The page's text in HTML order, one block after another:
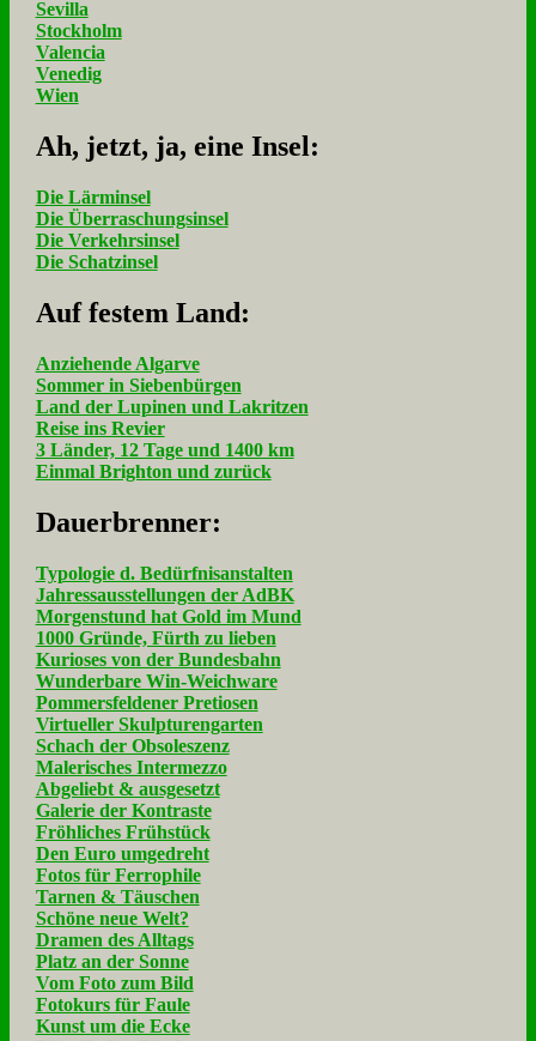
Sevilla
Stockholm
Valencia
Venedig
Wien
Ah, jetzt, ja, ei­ne In­sel:
Die Lärminsel
Die Überraschungsinsel
Die Verkehrsinsel
Die Schatzinsel
Auf fe­stem Land:
Anziehende Algarve
Sommer in Siebenbürgen
Land der Lupinen und Lakritzen
Reise ins Revier
3 Länder, 12 Tage und 1400 km
Einmal Brighton und zurück
Dau­er­bren­ner:
Typologie d. Bedürfnisanstalten
Jahressausstellungen der AdBK
Morgenstund hat Gold im Mund
1000 Gründe, Fürth zu lieben
Kurioses von der Bundesbahn
Wunderbare Win-Weichware
Pommersfeldener Pretiosen
Virtueller Skulpturengarten
Schach der Obsoleszenz
Malerisches Intermezzo
Abgeliebt & ausgesetzt
Galerie der Kontraste
Fröhliches Frühstück
Den Euro umgedreht
Fotos für Ferrophile
Tarnen & Täuschen
Schöne neue Welt?
Dramen des Alltags
Platz an der Sonne
Vom Foto zum Bild
Fotokurs für Faule
Kunst um die Ecke